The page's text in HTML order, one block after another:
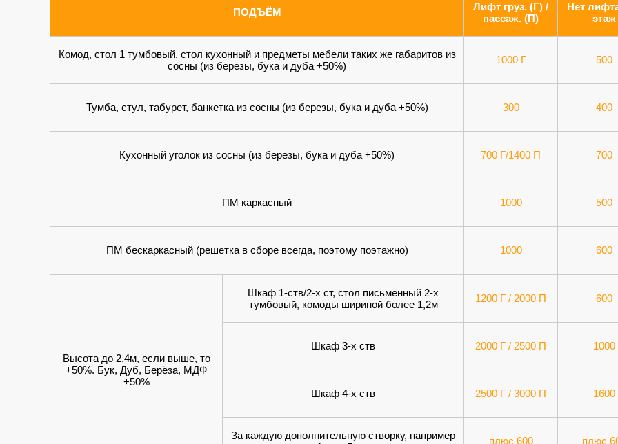
ПОДЪЁМ
Лифт груз. (Г) /
пассаж. (П)
Нет
этаж
Комод, стол 1 тумбовый, стол кухонный и предметы мебели таких же габаритов из
сосны (из березы, бука и дуба +50%)
1000 Г 500
Тумба, стул, табурет, банкетка из сосны (из березы, бука и дуба +50%) 300 400
Кухонный уголок из сосны (из березы, бука и дуба +50%) 700 Г/1400 П 700
ПМ каркасный 1000 500
ПМ бескаркасный (решетка в сборе всегда, поэтому поэтажно) 1000 600
Высота до 2,4м, если выше, то
+50%. Бук, Дуб, Берёза, МДФ
+50%
Шкаф 1-ств/2-х ст, стол письменный 2-х
тумбовый, комоды шириной более 1,2м
1200 Г / 2000 П 600
Шкаф 3-х ств 2000 Г / 2500 П 1000
Шкаф 4-х ств 2500 Г / 3000 П 1600
За каждую дополнительную створку, например
плюс 600 плюс